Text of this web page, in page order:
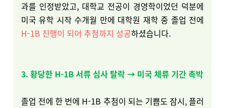
과를 인정받았고, 대학교 전공이 경영학이었던 덕분에
미국 유학 시작 수개월 만에 대학원 재학 중 졸업 전에
H-1B 진행이 되어 추첨까지 성공하셨습니다.
3. 황당한 H-1B 서류 심사 탈락 → 미국 체류 기간 촉박
졸업 전에 한 번에 H-1B 추첨이 되는 기쁨도 잠시, 플러